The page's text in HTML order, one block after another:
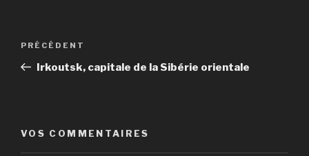
Navigation
l’article
Article
précédent
PRÉCÉDENT
Irkoutsk, capitale de la Sibérie orientale
VOS COMMENTAIRES